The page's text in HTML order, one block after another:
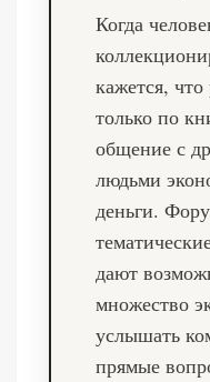
Когда
кажется, что
только по
общение с
людьми
деньги.
дают
множество
услышать
прямые